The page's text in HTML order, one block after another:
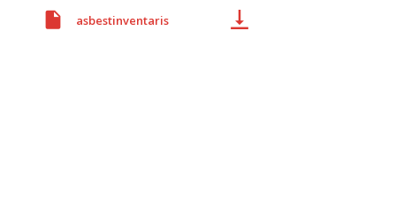
asbestinventaris